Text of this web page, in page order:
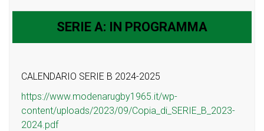
SERIE A: IN PROGRAMMA
CALENDARIO SERIE B 2024-2025
https://www.modenarugby1965.it/wp-
content/uploads/2023/09/Copia_di_SERIE_B_2023-
2024.pdf